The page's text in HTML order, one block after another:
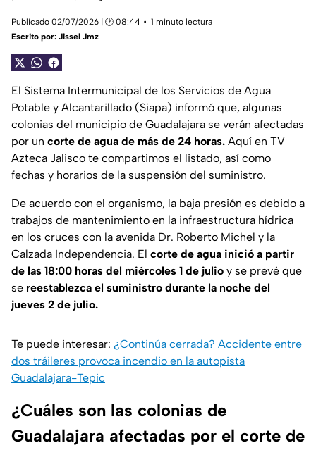
Publicado 02/07/2026 | 🕑 08:44
1 minuto lectura
Escrito por: Jissel Jmz
El Sistema Intermunicipal de los Servicios de Agua
Potable y Alcantarillado (Siapa) informó que, algunas
colonias del municipio de Guadalajara se verán afectadas
por un corte de agua de más de 24 horas. Aquí en TV
Azteca Jalisco te compartimos el listado, así como
fechas y horarios de la suspensión del suministro.
De acuerdo con el organismo, la baja presión es debido a
trabajos de mantenimiento en la infraestructura hídrica
en los cruces con la avenida Dr. Roberto Michel y la
Calzada Independencia. El corte de agua inició a partir
de las 18:00 horas del miércoles 1 de julio y se prevé que
se reestablezca el suministro durante la noche del
jueves 2 de julio.
Te puede interesar: ¿Continúa cerrada? Accidente entre
dos tráileres provoca incendio en la autopista
Guadalajara-Tepic
¿Cuáles son las colonias de
Guadalajara afectadas por el corte de